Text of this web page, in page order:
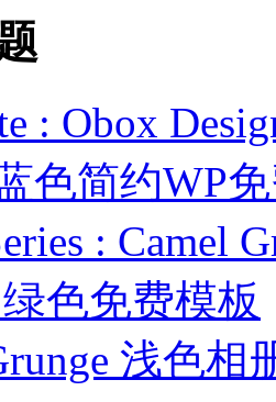
: Obox
色简约WP
: Camel
色免费模板
浅色相